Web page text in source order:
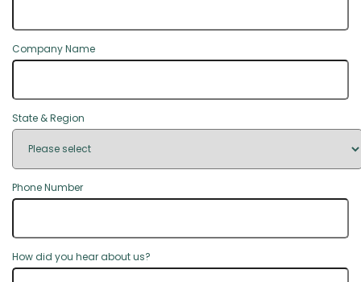
Company Name
State & Region
Phone Number
How did you hear about us?